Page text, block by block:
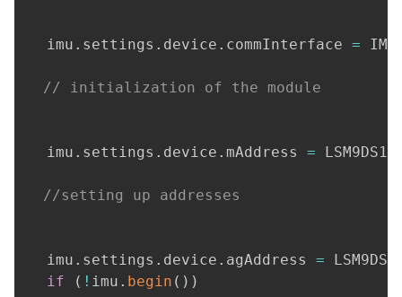
  imu
. settings . device . commInterface =
// initialization of the module
imu . settings . device . mAddress =
//setting up addresses
  imu
. settings . device . agAddress =
if
( ! imu . begin ( ) )